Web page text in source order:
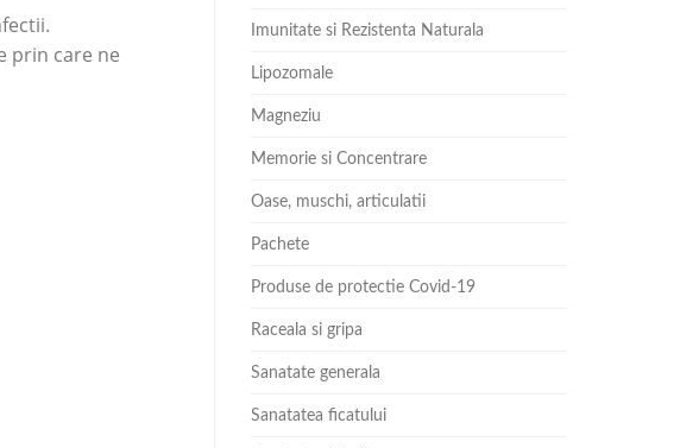
prin care ne
Imunitate si Rezistenta Naturala
Lipozomale
Magneziu
Memorie si Concentrare
Oase, muschi, articulatii
Pachete
Produse de protectie Covid-19
Raceala si gripa
Sanatate generala
Sanatatea ficatului